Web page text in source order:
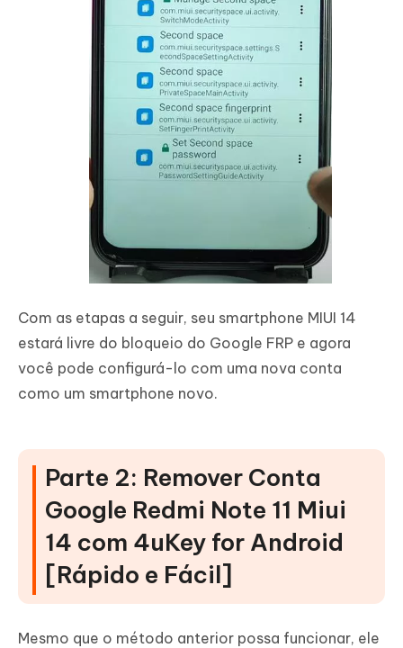
Com as etapas a seguir, seu smartphone MIUI 14
estará livre do bloqueio do Google FRP e agora
você pode configurá-lo com uma nova conta
como um smartphone novo.
Parte 2: Remover Conta
Google Redmi Note 11 Miui
14 com 4uKey for Android
[Rápido e Fácil]
Mesmo que o método anterior possa funcionar, ele